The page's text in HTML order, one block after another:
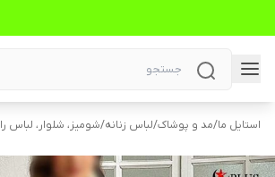
استایل ما/مد و پوشاک/لباس زنانه/شومیز، شلوار، لباس